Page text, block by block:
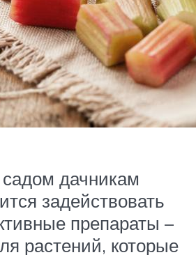
дачникам
задействовать
препараты –
растений, которые